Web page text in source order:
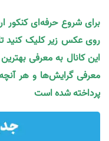
برای شروع حرفه‌ای کنکور
روی عکس زیر کلیک کنید
این کانال به معرفی
معرفی گرایش‌ها و هر آنچه
پرداخته شده است